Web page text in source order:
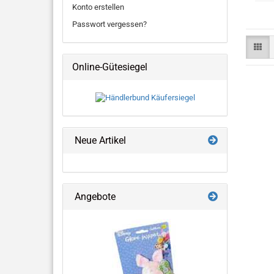
Konto erstellen
Passwort vergessen?
Online-Gütesiegel
Neue Artikel
Angebote